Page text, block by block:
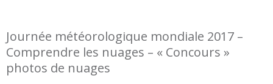
Journée météorologique mondiale 2017 –
Comprendre les nuages – « Concours »
photos de nuages